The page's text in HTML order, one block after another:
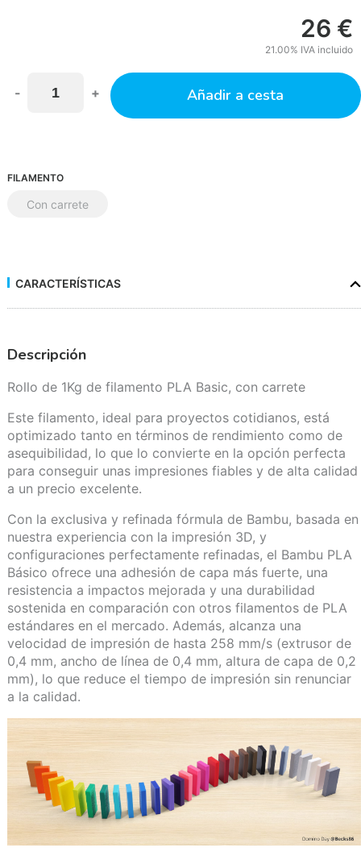
26 €
21.00% IVA incluido
- + Añadir a cesta
FILAMENTO
Con carrete
CARACTERÍSTICAS
Descripción
Rollo de 1Kg de filamento PLA Basic, con carrete
Este filamento, ideal para proyectos cotidianos, está
optimizado tanto en términos de rendimiento como de
asequibilidad, lo que lo convierte en la opción perfecta
para conseguir unas impresiones fiables y de alta calidad
a un precio excelente.
Con la exclusiva y refinada fórmula de Bambu, basada en
nuestra experiencia con la impresión 3D, y
configuraciones perfectamente refinadas, el Bambu PLA
Básico ofrece una adhesión de capa más fuerte, una
resistencia a impactos mejorada y una durabilidad
sostenida en comparación con otros filamentos de PLA
estándares en el mercado. Además, alcanza una
velocidad de impresión de hasta 258 mm/s (extrusor de
0,4 mm, ancho de línea de 0,4 mm, altura de capa de 0,2
mm), lo que reduce el tiempo de impresión sin renunciar
a la calidad.